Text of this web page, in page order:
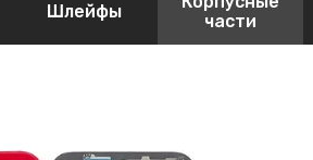
Шлейфы
части